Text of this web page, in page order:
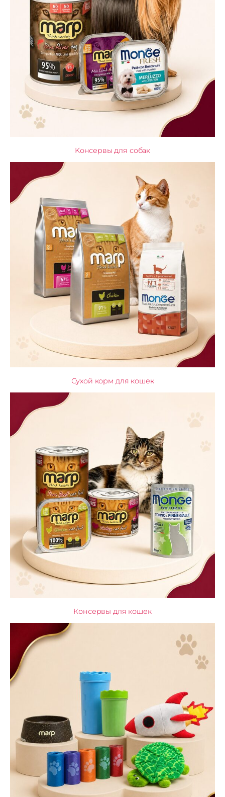
Kонсервы для собак
Сухой корм для кошек
Консервы для кошек